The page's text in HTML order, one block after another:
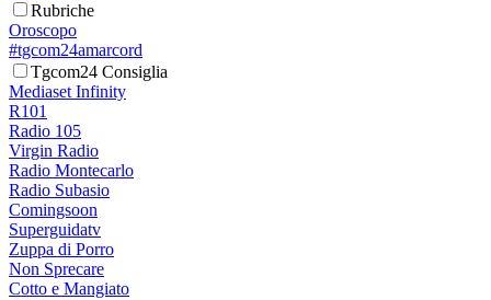
Rubriche
Oroscopo
#tgcom24amarcord
Tgcom24 Consiglia
Mediaset Infinity
R101
Radio 105
Virgin Radio
Radio Montecarlo
Radio Subasio
Comingsoon
Superguidatv
Zuppa di Porro
Non Sprecare
Cotto e Mangiato